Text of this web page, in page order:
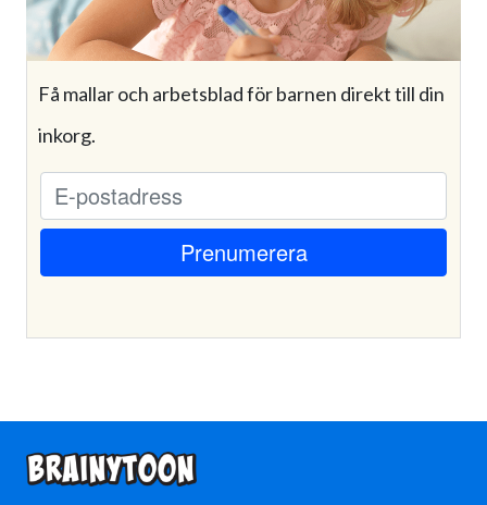
Få mallar och arbetsblad för barnen direkt till din
inkorg.